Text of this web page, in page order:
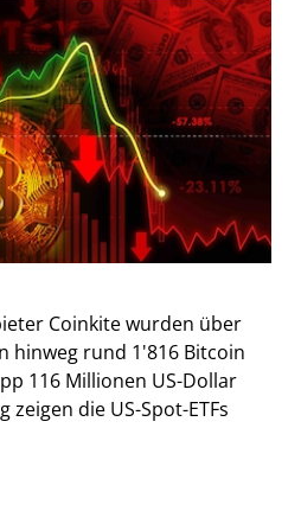
Coinkite wurden über
hinweg rund 1'816 Bitcoin
116 Millionen US-Dollar
zeigen die US-Spot-ETFs